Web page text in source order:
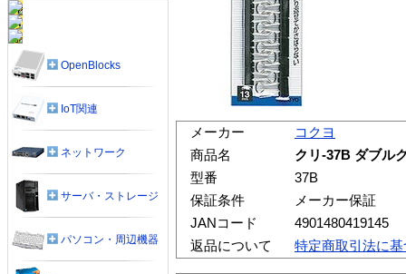
メーカー
コクヨ
商品名
クリ-37B ダブル
型番
37B
保証条件
メーカー保証
JANコード
4901480419145
返品について
特定商取引法に
OpenBlocks
IoT関連
ネットワーク
サーバ・ストレージ
パソコン・周辺機器